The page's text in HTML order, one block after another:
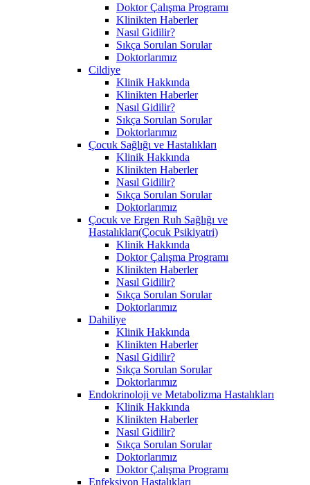
Doktor Çalışma Programı
Klinikten Haberler
Nasıl Gidilir?
Sıkça Sorulan Sorular
Doktorlarımız
Cildiye
Klinik Hakkında
Klinikten Haberler
Nasıl Gidilir?
Sıkça Sorulan Sorular
Doktorlarımız
Çocuk Sağlığı ve Hastalıkları
Klinik Hakkında
Klinikten Haberler
Nasıl Gidilir?
Sıkça Sorulan Sorular
Doktorlarımız
Çocuk ve Ergen Ruh Sağlığı ve
Hastalıkları(Çocuk Psikiyatri)
Klinik Hakkında
Doktor Çalışma Programı
Klinikten Haberler
Nasıl Gidilir?
Sıkça Sorulan Sorular
Doktorlarımız
Dahiliye
Klinik Hakkında
Klinikten Haberler
Nasıl Gidilir?
Sıkça Sorulan Sorular
Doktorlarımız
Endokrinoloji ve Metabolizma Hastalıkları
Klinik Hakkında
Klinikten Haberler
Nasıl Gidilir?
Sıkça Sorulan Sorular
Doktorlarımız
Doktor Çalışma Programı
Enfeksiyon Hastalıkları